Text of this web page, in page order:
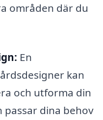
områden där du
En
kan
och utforma din
dina behov